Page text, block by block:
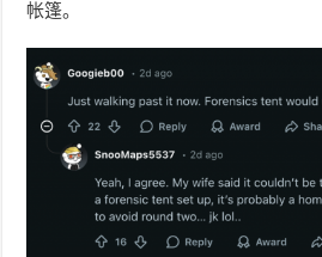
帐篷。